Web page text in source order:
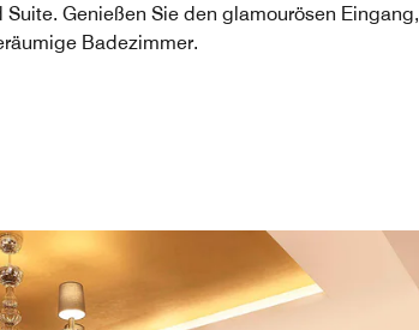
Genießen Sie den glamourösen Eingang,
Badezimmer.